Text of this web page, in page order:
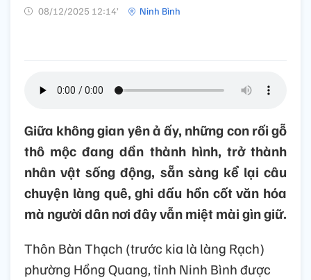
08/12/2025 12:14’ Ninh Bình
Giữa không gian yên ả ấy, những con rối gỗ
thô mộc đang dần thành hình, trở thành
nhân vật sống động, sẵn sàng kể lại câu
chuyện làng quê, ghi dấu hồn cốt văn hóa
mà người dân nơi đây vẫn miệt mài gìn giữ.
Thôn Bàn Thạch (trước kia là làng Rạch)
phường Hồng Quang, tỉnh Ninh Bình được